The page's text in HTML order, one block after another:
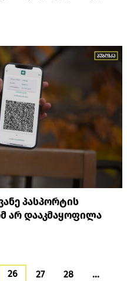
პასპორტის
არ დააკმაყოფილა
26 27 28
…